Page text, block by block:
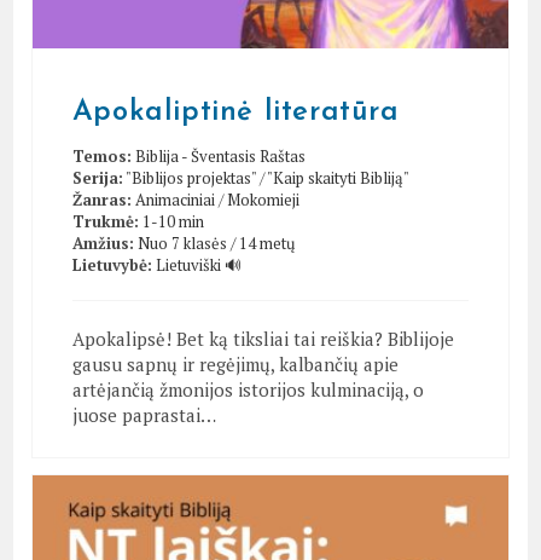
Apokaliptinė literatūra
Temos: Biblija - Šventasis Raštas
Serija: "Biblijos projektas"/"Kaip skaityti Bibliją"
Žanras: Animaciniai/Mokomieji
Trukmė: 1-10 min
Amžius: Nuo 7 klasės / 14 metų
Lietuvybė: Lietuviški 🔊
Apokalipsė! Bet ką tiksliai tai reiškia? Biblijoje
gausu sapnų ir regėjimų, kalbančių apie
artėjančią žmonijos istorijos kulminaciją, o
juose paprastai…